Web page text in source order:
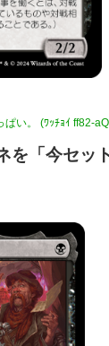
い。 (ﾜｯﾁｮｲ ff82-
を「今セッ